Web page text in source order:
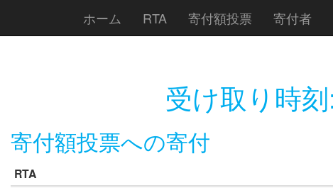
ホーム RTA 寄付額投票 寄付者
受け取り時
寄付額投票への寄付
RTA